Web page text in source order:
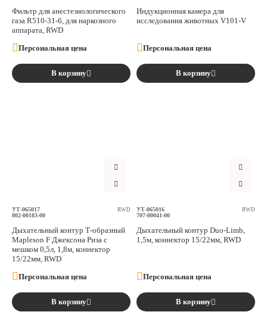
Фильтр для анестезиологического
газа R510-31-6, для наркозного
аппарата, RWD
Персональная цена
В корзину
Индукционная камера для
исследования животных V101-V
Персональная цена
В корзину
УТ-065017
802-00183-00
RWD
Дыхательный контур Т-образный
Mapleson F Джексона Риза с
мешком 0,5л, 1,8м, коннектор
15/22мм, RWD
Персональная цена
В корзину
УТ-065016
707-00041-00
RWD
Дыхательный контур Duo-Limb,
1,5м, коннектор 15/22мм, RWD
Персональная цена
В корзину